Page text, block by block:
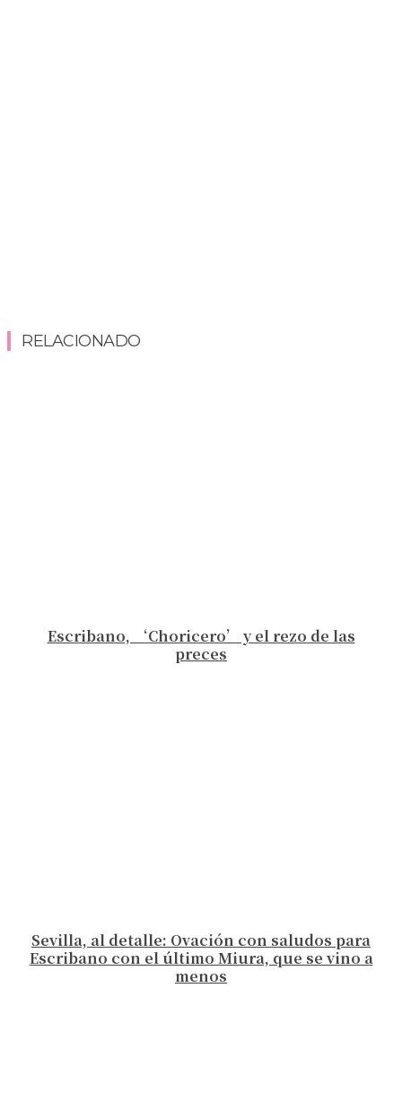
RELACIONADO
Escribano, ‘Choricero’ y el rezo de las
preces
Sevilla, al detalle: Ovación con saludos para
Escribano con el último Miura, que se vino a
menos